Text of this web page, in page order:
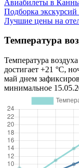
Авиабилеты в
Подборка
Лучшие цены на
Температура
Температура
достигает +21 °C,
май днем
минимальное